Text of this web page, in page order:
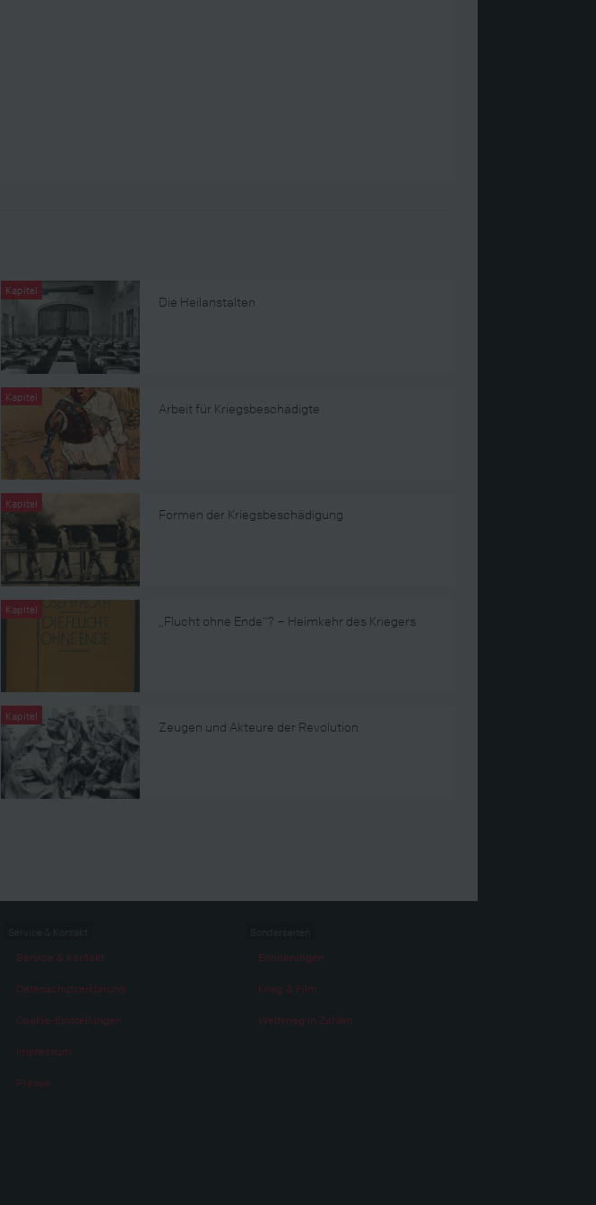
Kapitel
Die Heilanstalten
Kapitel
Arbeit für Kriegsbeschädigte
Kapitel
Formen der Kriegsbeschädigung
Kapitel
„Flucht ohne Ende“? – Heimkehr des Kriegers
Kapitel
Zeugen und Akteure der Revolution
Service & Kontakt
Datenschutzerklärung
Cookie-Einstellungen
Impressum
Presse
Erinnerungen
Krieg & Film
Weltkrieg in Zahlen